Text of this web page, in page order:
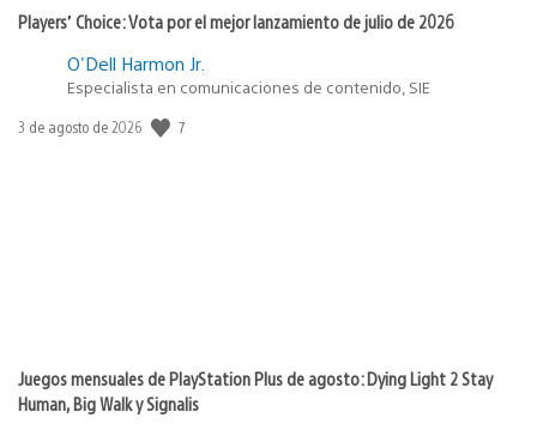
Players’ Choice: Vota por el mejor lanzamiento de julio de 2026
O'Dell Harmon Jr.
Especialista en comunicaciones de contenido, SIE
Fecha
3 de agosto de 2026 7
Juegos mensuales de PlayStation Plus de agosto: Dying Light 2 Stay
Human, Big Walk y Signalis